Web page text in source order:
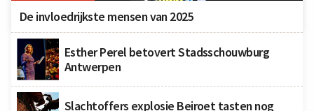
De invloedrijkste mensen van 2025
Esther Perel betovert Stadsschouwburg
Antwerpen
Slachtoffers explosie Beiroet tasten nog